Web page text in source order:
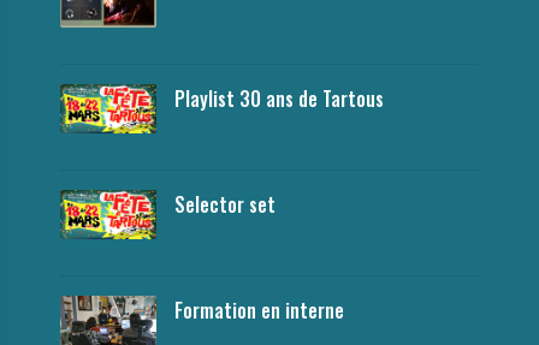
Playlist 30 ans de Tartous
Selector set
Formation en interne